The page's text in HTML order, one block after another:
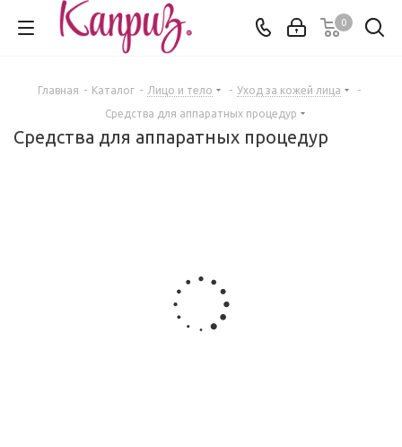
0
Главная - Каталог - Лицо и тело - Уход за кожей лица
-
Средства для аппаратных процедур
Средства для аппаратных процедур